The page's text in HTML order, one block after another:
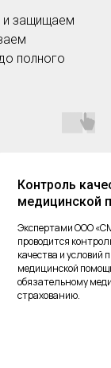
и защищаем
полного
Оставить
о
Мы
работу